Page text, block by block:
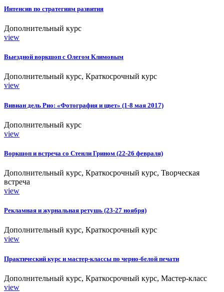
Интенсив по стратегиям развития
Дополнительный курс
view
Выездной воркшоп с Олегом Климовым
Дополнительный курс, Краткосрочный курс
view
Вивиан дель Рио: «Фотография и цвет» (1-8 мая 2017)
Дополнительный курс
view
Воркшоп и встреча со Стенли Грином (22-26 февраля)
Дополнительный курс, Краткосрочный курс, Творческая
встреча
view
Рекламная и журнальная ретушь (23-27 ноября)
Дополнительный курс, Краткосрочный курс
view
Практический курс и мастер-классы по черно-белой печати
Дополнительный курс, Краткосрочный курс, Мастер-класс
view